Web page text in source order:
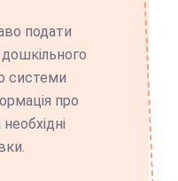
подати
системи
про